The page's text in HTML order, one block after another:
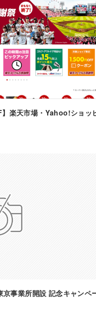
】楽天市場・Yahoo!ショッ
事業所開設 記念キャンペ